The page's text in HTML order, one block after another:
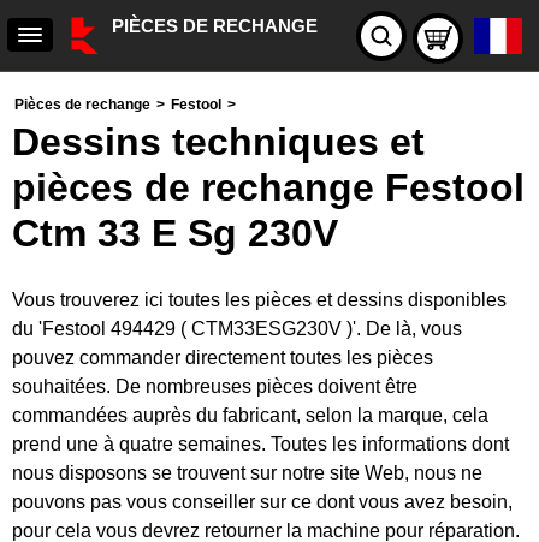
PIÈCES DE RECHANGE
Pièces de rechange > Festool >
Dessins techniques et
pièces de rechange Festool
Ctm 33 E Sg 230V
Vous trouverez ici toutes les pièces et dessins disponibles
du 'Festool 494429 ( CTM33ESG230V )'. De là, vous
pouvez commander directement toutes les pièces
souhaitées. De nombreuses pièces doivent être
commandées auprès du fabricant, selon la marque, cela
prend une à quatre semaines. Toutes les informations dont
nous disposons se trouvent sur notre site Web, nous ne
pouvons pas vous conseiller sur ce dont vous avez besoin,
pour cela vous devrez retourner la machine pour réparation.